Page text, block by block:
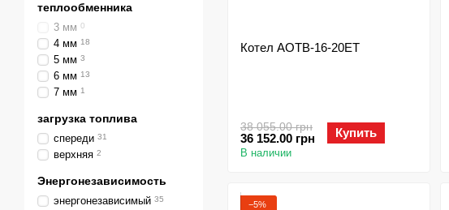
Котел АОТВ-16-20ЕТ
38 055.00 грн
36 152.00 грн Купить
В наличии
−5%
теплообменника
3 мм 0
4 мм 18
5 мм 3
6 мм 13
7 мм 1
загрузка топлива
спереди 31
верхняя 2
Энергонезависимость
энергонезависимый 35